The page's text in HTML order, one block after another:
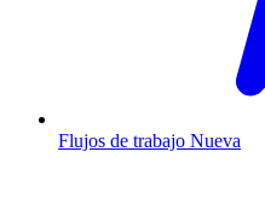
Flujos de trabajo Nueva